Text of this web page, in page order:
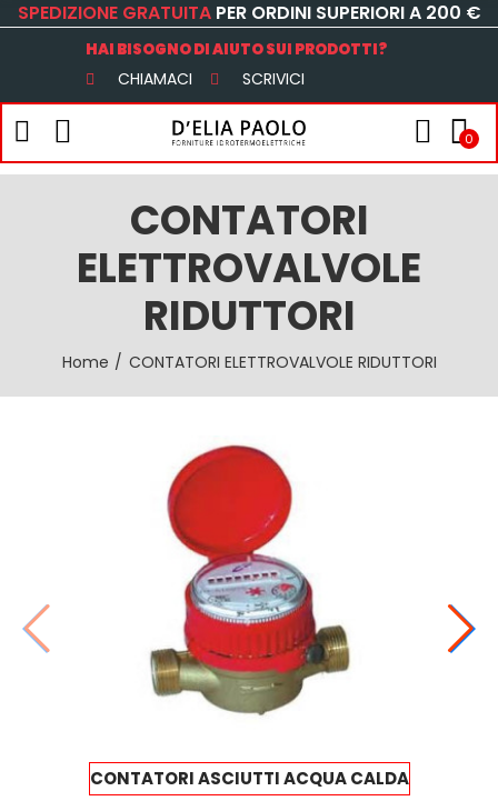
SPEDIZIONE GRATUITA PER ORDINI SUPERIORI A 200 €
HAI BISOGNO DI AIUTO SUI PRODOTTI?
CHIAMACI SCRIVICI
0
CONTATORI
ELETTROVALVOLE
RIDUTTORI
Home CONTATORI ELETTROVALVOLE RIDUTTORI
CONTATORI ASCIUTTI ACQUA CALDA